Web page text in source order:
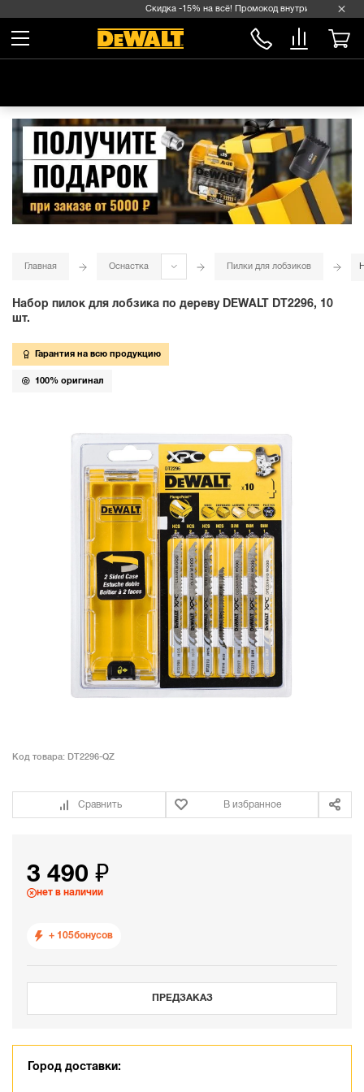
Скидка -15% на всё! Промокод внутри →
Главная Оснастка Пилки для лобзиков
Набор пилок для лобзика по дереву DEWALT DT2296, 10
шт.
Гарантия на всю продукцию
100% оригинал
Код товара: DT2296-QZ
Сравнить В избранное
3 490 ₽
нет в наличии
+ 105бонусов
ПРЕДЗАКАЗ
Город доставки: